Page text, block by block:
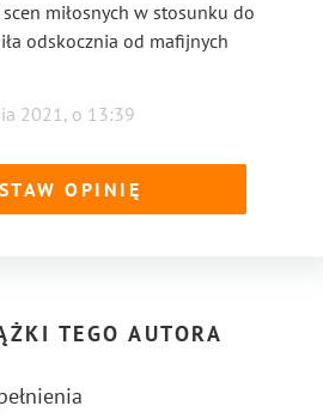
miłosnych w stosunku do
odskocznia od mafijnych
2021 , o 13:39
OPINIĘ
TEGO AUTORA